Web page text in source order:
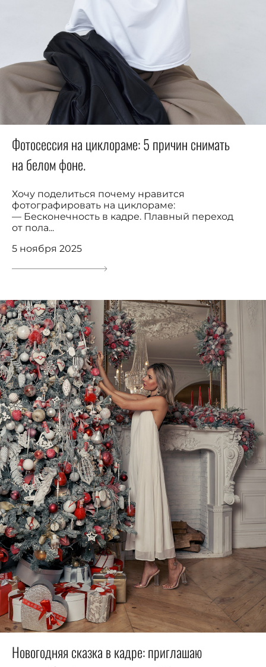
Фотосессия на циклораме: 5 причин снимать
на белом фоне.
Хочу поделиться почему нравится
фотографировать на циклораме:
— Бесконечность в кадре. Плавный переход
от пола...
5 ноября 2025
Новогодняя сказка в кадре: приглашаю